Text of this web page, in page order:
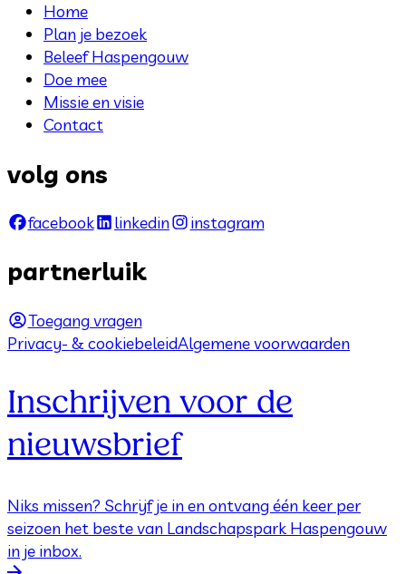
Home
Plan je bezoek
Beleef Haspengouw
Doe mee
Missie en visie
Contact
volg ons
facebook linkedin instagram
partnerluik
Toegang vragen
Privacy- & cookiebeleidAlgemene voorwaarden
Inschrijven voor de
nieuwsbrief
Niks missen? Schrijf je in en ontvang één keer per
seizoen het beste van Landschapspark Haspengouw
in je inbox.